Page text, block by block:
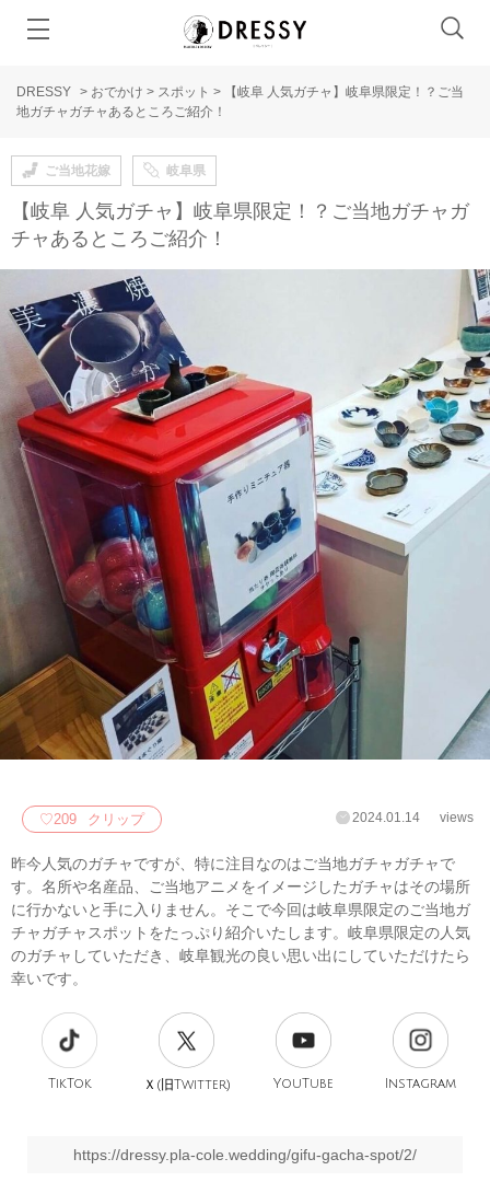
DRESSY > おでかけ > スポット >
【岐阜 人気ガチャ】岐阜県限定！？ご当
地ガチャガチャあるところご紹介！
ご当地花嫁 岐阜県
【岐阜 人気ガチャ】岐阜県限定！？ご当地ガチャガ
チャあるところご紹介！
♡209 クリップ 2024.01.14 views
昨今人気のガチャですが、特に注目なのはご当地ガチャガチャで
す。名所や名産品、ご当地アニメをイメージしたガチャはその場所
に行かないと手に入りません。そこで今回は岐阜県限定のご当地ガ
チャガチャスポットをたっぷり紹介いたします。岐阜県限定の人気
のガチャしていただき、岐阜観光の良い思い出にしていただけたら
幸いです。
TikTok Ｘ(旧Twitter) YouTube Instagram
https://dressy.pla-cole.wedding/gifu-gacha-spot/2/